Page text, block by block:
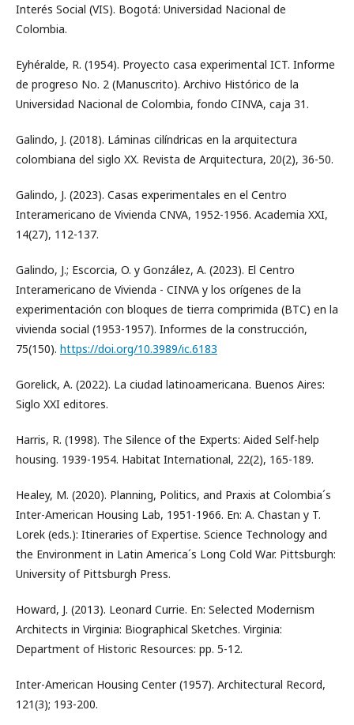
Interés Social (VIS). Bogotá: Universidad Nacional de
Colombia.
Eyhéralde, R. (1954). Proyecto casa experimental ICT. Informe
de progreso No. 2 (Manuscrito). Archivo Histórico de la
Universidad Nacional de Colombia, fondo CINVA, caja 31.
Galindo, J. (2018). Láminas cilíndricas en la arquitectura
colombiana del siglo XX. Revista de Arquitectura, 20(2), 36-50.
Galindo, J. (2023). Casas experimentales en el Centro
Interamericano de Vivienda CNVA, 1952-1956. Academia XXI,
14(27), 112-137.
Galindo, J.; Escorcia, O. y González, A. (2023). El Centro
Interamericano de Vivienda - CINVA y los orígenes de la
experimentación con bloques de tierra comprimida (BTC) en la
vivienda social (1953-1957). Informes de la construcción,
75(150). https://doi.org/10.3989/ic.6183
Gorelick, A. (2022). La ciudad latinoamericana. Buenos Aires:
Siglo XXI editores.
Harris, R. (1998). The Silence of the Experts: Aided Self-help
housing. 1939-1954. Habitat International, 22(2), 165-189.
Healey, M. (2020). Planning, Politics, and Praxis at Colombia´s
Inter-American Housing Lab, 1951-1966. En: A. Chastan y T.
Lorek (eds.): Itineraries of Expertise. Science Technology and
the Environment in Latin America´s Long Cold War. Pittsburgh:
University of Pittsburgh Press.
Howard, J. (2013). Leonard Currie. En: Selected Modernism
Architects in Virginia: Biographical Sketches. Virginia:
Department of Historic Resources: pp. 5-12.
Inter-American Housing Center (1957). Architectural Record,
121(3); 193-200.